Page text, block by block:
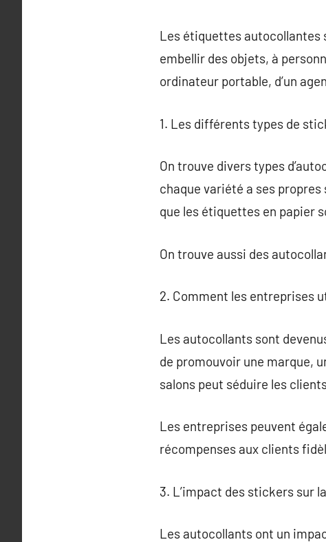
Les étiquettes autocollantes
embellir des objets, à
ordinateur portable, d’un
1. Les différents types de
On trouve divers types
chaque variété a ses
que les étiquettes en papier
On trouve aussi des
2. Comment les entreprises
Les autocollants sont
de promouvoir une marque,
salons peut séduire les
Les entreprises peuvent
récompenses aux clients
3. L’impact des stickers sur
Les autocollants ont un